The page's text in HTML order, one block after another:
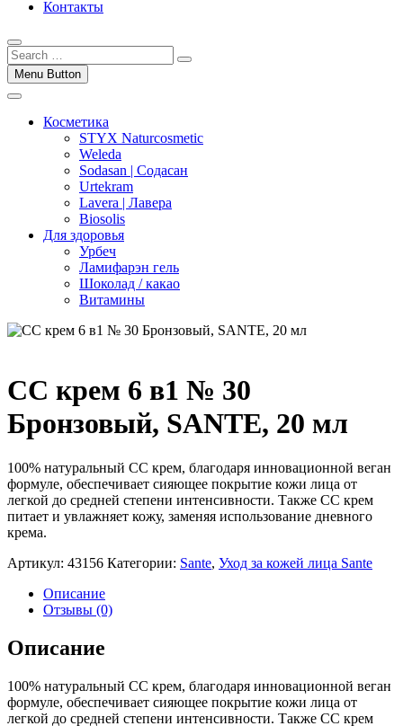
Контакты
Menu Button
Косметика
STYX Naturcosmetic
Weleda
Sodasan | Содасан
Urtekram
Lavera | Лавера
Biosolis
Для здоровья
Урбеч
Ламифарэн гель
Шоколад / какао
Витамины
СС крем 6 в1 № 30
Бронзовый, SANTE, 20 мл
100% натуральный СС крем, благодаря инновационной веган
формуле, обеспечивает сияющее покрытие кожи лица от
легкой до средней степени интенсивности. Также СС крем
питает и увлажняет кожу, заменяя использование дневного
крема.
Артикул: 43156 Категории: Sante, Уход за кожей лица Sante
Описание
Отзывы (0)
Описание
100% натуральный СС крем, благодаря инновационной веган
формуле, обеспечивает сияющее покрытие кожи лица от
легкой до средней степени интенсивности. Также СС крем